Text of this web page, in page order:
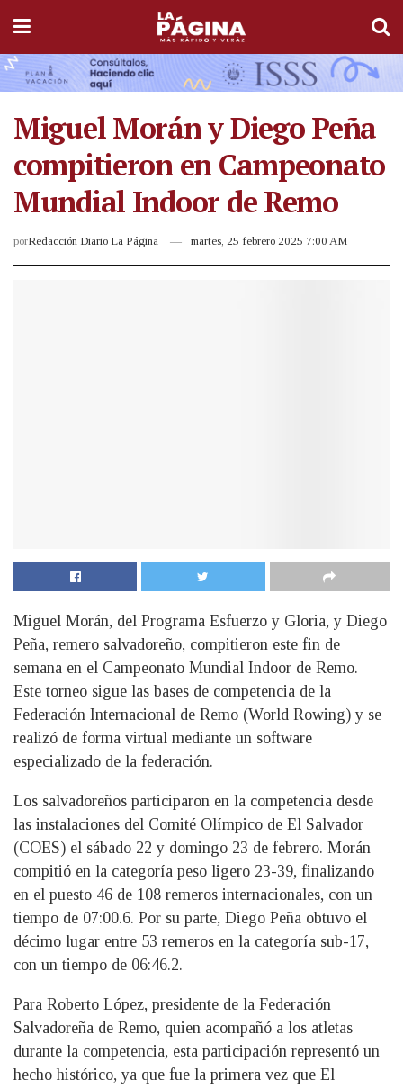
Miguel Morán y Diego Peña
compitieron en Campeonato
Mundial Indoor de Remo
porRedacción Diario La Página martes, 25 febrero 2025 7:00 AM
Miguel Morán, del Programa Esfuerzo y Gloria, y Diego
Peña, remero salvadoreño, compitieron este fin de
semana en el Campeonato Mundial Indoor de Remo.
Este torneo sigue las bases de competencia de la
Federación Internacional de Remo (World Rowing) y se
realizó de forma virtual mediante un software
especializado de la federación.
Los salvadoreños participaron en la competencia desde
las instalaciones del Comité Olímpico de El Salvador
(COES) el sábado 22 y domingo 23 de febrero. Morán
compitió en la categoría peso ligero 23-39, finalizando
en el puesto 46 de 108 remeros internacionales, con un
tiempo de 07:00.6. Por su parte, Diego Peña obtuvo el
décimo lugar entre 53 remeros en la categoría sub-17,
con un tiempo de 06:46.2.
Para Roberto López, presidente de la Federación
Salvadoreña de Remo, quien acompañó a los atletas
durante la competencia, esta participación representó un
hecho histórico, ya que fue la primera vez que El